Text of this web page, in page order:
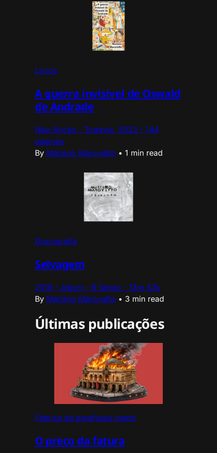
Livros
A guerra invisível de Oswald
de Andrade
Não-ficção - Todavia, 2023 - 144
páginas
By Mariano Marovatto • 1 min read
Discografia
Selvagem
2016 - álbum - 8 faixas - 14m 43s
By Mariano Marovatto • 3 min read
Últimas publicações
Fábrica de parafusos marte
O preço da fatura